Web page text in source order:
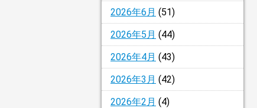
2026年6月 (51)
2026年5月 (44)
2026年4月 (43)
2026年3月 (42)
2026年2月 (4)